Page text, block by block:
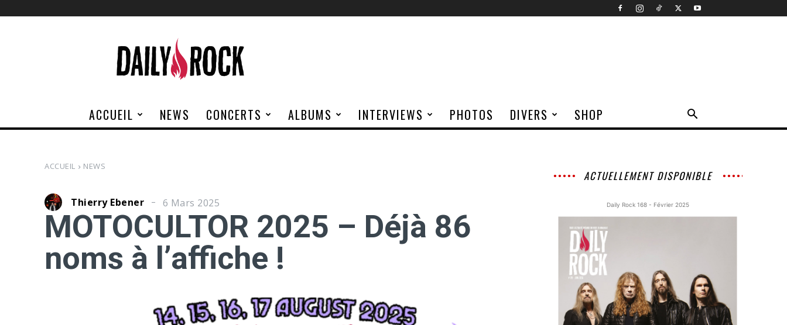
Rock
ACCUEIL NEWS CONCERTS ALBUMS INTERVIEWS PHOTOS DIVERS SHOP
ACCUEIL NEWS
Thierry Ebener 6 Mars 2025
MOTOCULTOR 2025 – Déjà 86
noms à l’affiche !
ACTUELLEMENT DISPONIBLE
Daily Rock 168 - Février 2025